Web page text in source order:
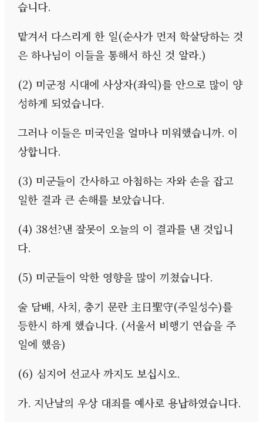
습니다.
맡겨서 다스리게 한 일(순사가 먼저 학살당하는 것
은 하나님이 이들을 통해서 하신 것 알라.)
(2) 미군정 시대에 사상자(좌익)를 안으로 많이 양
성하게 되었습니다.
그러나 이들은 미국인을 얼마나 미워했습니까. 이
상합니다.
(3) 미군들이 간사하고 아첨하는 자와 손을 잡고
일한 결과 큰 손해를 보았습니다.
(4) 38선?낸 잘못이 오늘의 이 결과를 낸 것입니
다.
(5) 미군들이 악한 영향을 많이 끼쳤습니다.
술 담배, 사치, 충기 문란 主日聖守(주일성수)를
등한시 하게 했습니다. (서울서 비행기 연습을 주
일에 했음)
(6) 심지어 선교사 까지도 보십시오.
가. 지난날의 우상 대죄를 예사로 용납하였습니다.